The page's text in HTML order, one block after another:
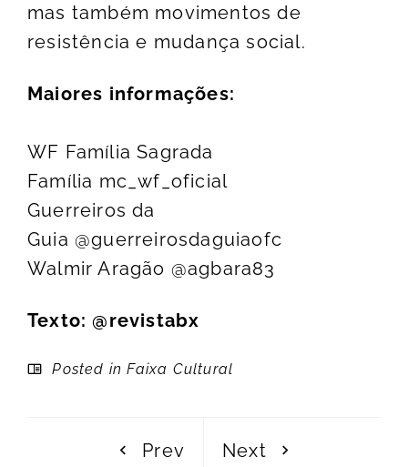
mas também movimentos de
resistência e mudança social.
Maiores informações:
WF Família Sagrada
Família mc_wf_oficial
Guerreiros da
Guia @guerreirosdaguiaofc
Walmir Aragão @agbara83
Texto:@revistabx
Posted inFaixa Cultural
Prev
Next